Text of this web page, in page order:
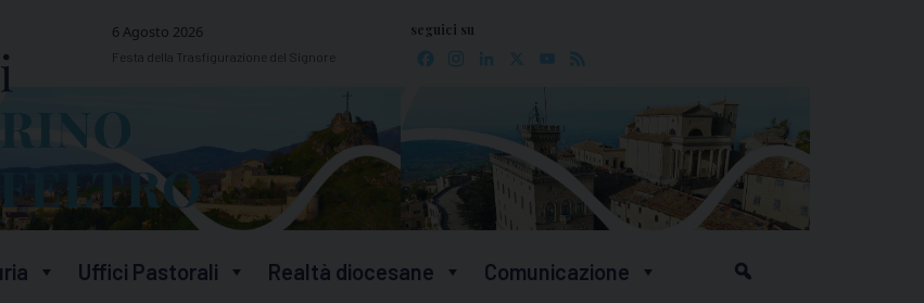
6 Agosto 2026
Festa della Trasfigurazione del Signore
seguici su
Facebook
Instagram
LinkedIn YouTube
Uffici Pastorali Realtà diocesane Comunicazione